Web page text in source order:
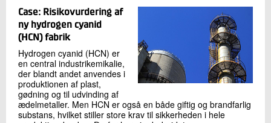
Case: Risikovurdering af
ny hydrogen cyanid
(HCN) fabrik
Hydrogen cyanid (HCN) er
en central industrikemikalie,
der blandt andet anvendes i
produktionen af plast,
gødning og til udvinding af
ædelmetaller. Men HCN er også en både giftig og brandfarlig
substans, hvilket stiller store krav til sikkerheden i hele